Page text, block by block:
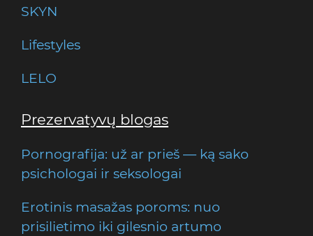
SKYN
Lifestyles
LELO
Prezervatyvų blogas
Pornografija: už ar prieš — ką sako
psichologai ir seksologai
Erotinis masažas poroms: nuo
prisilietimo iki gilesnio artumo